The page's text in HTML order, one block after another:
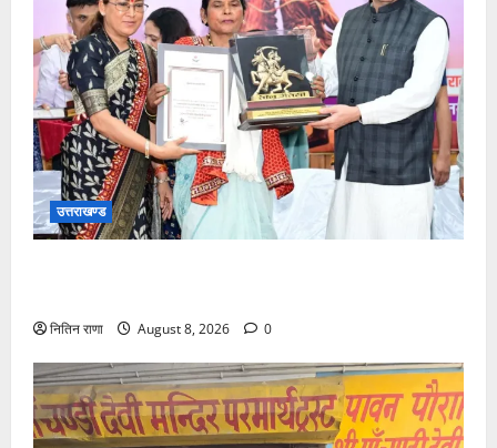
उत्तराखण्ड
नितिन राणा August 8, 2026 0